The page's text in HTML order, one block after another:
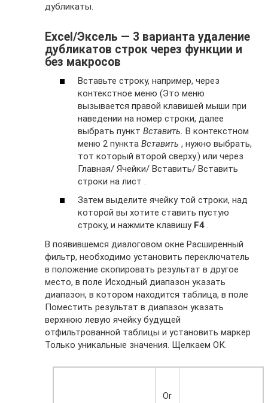
дубликаты.
Excel/Эксель — 3 варианта удаление
дубликатов строк через функции и
без макросов
Вставьте строку, например, через
контекстное меню (Это меню
вызывается правой клавишей мыши при
наведении на номер строки, далее
выбрать пункт Вставить. В контекстном
меню 2 пункта Вставить , нужно выбрать,
тот который второй сверху.) или через
Главная/ Ячейки/ Вставить/ Вставить
строки на лист .
Затем выделите ячейку той строки, над
которой вы хотите ставить пустую
строку, и нажмите клавишу F4 .
В появившемся диалоговом окне Расширенный
фильтр, необходимо установить переключатель
в положение скопировать результат в другое
место, в поле Исходный диапазон указать
диапазон, в котором находится таблица, в поле
Поместить результат в диапазон указать
верхнюю левую ячейку будущей
отфильтрованной таблицы и установить маркер
Только уникальные значения. Щелкаем ОК.
Or